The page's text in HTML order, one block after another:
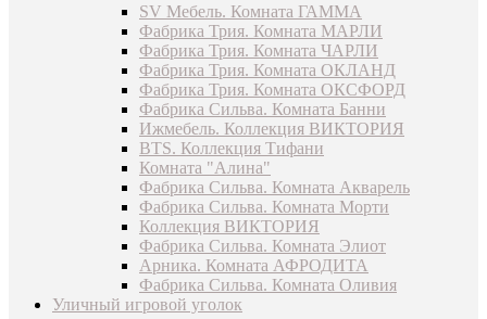
SV Мебель. Комната ГАММА
Фабрика Трия. Комната МАРЛИ
Фабрика Трия. Комната ЧАРЛИ
Фабрика Трия. Комната ОКЛАНД
Фабрика Трия. Комната ОКСФОРД
Фабрика Сильва. Комната Банни
Ижмебель. Коллекция ВИКТОРИЯ
BTS. Коллекция Тифани
Комната "Алина"
Фабрика Сильва. Комната Акварель
Фабрика Сильва. Комната Морти
Коллекция ВИКТОРИЯ
Фабрика Сильва. Комната Элиот
Арника. Комната АФРОДИТА
Фабрика Сильва. Комната Оливия
Уличный игровой уголок